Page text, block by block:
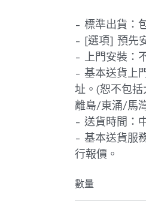
- 標準出貨：
- [選項] 預先
- 上門安裝：
- 基本送貨上
址。(恕不包
離島/東涌/馬
- 送貨時間：
- 基本送貨服
行報價。
數量